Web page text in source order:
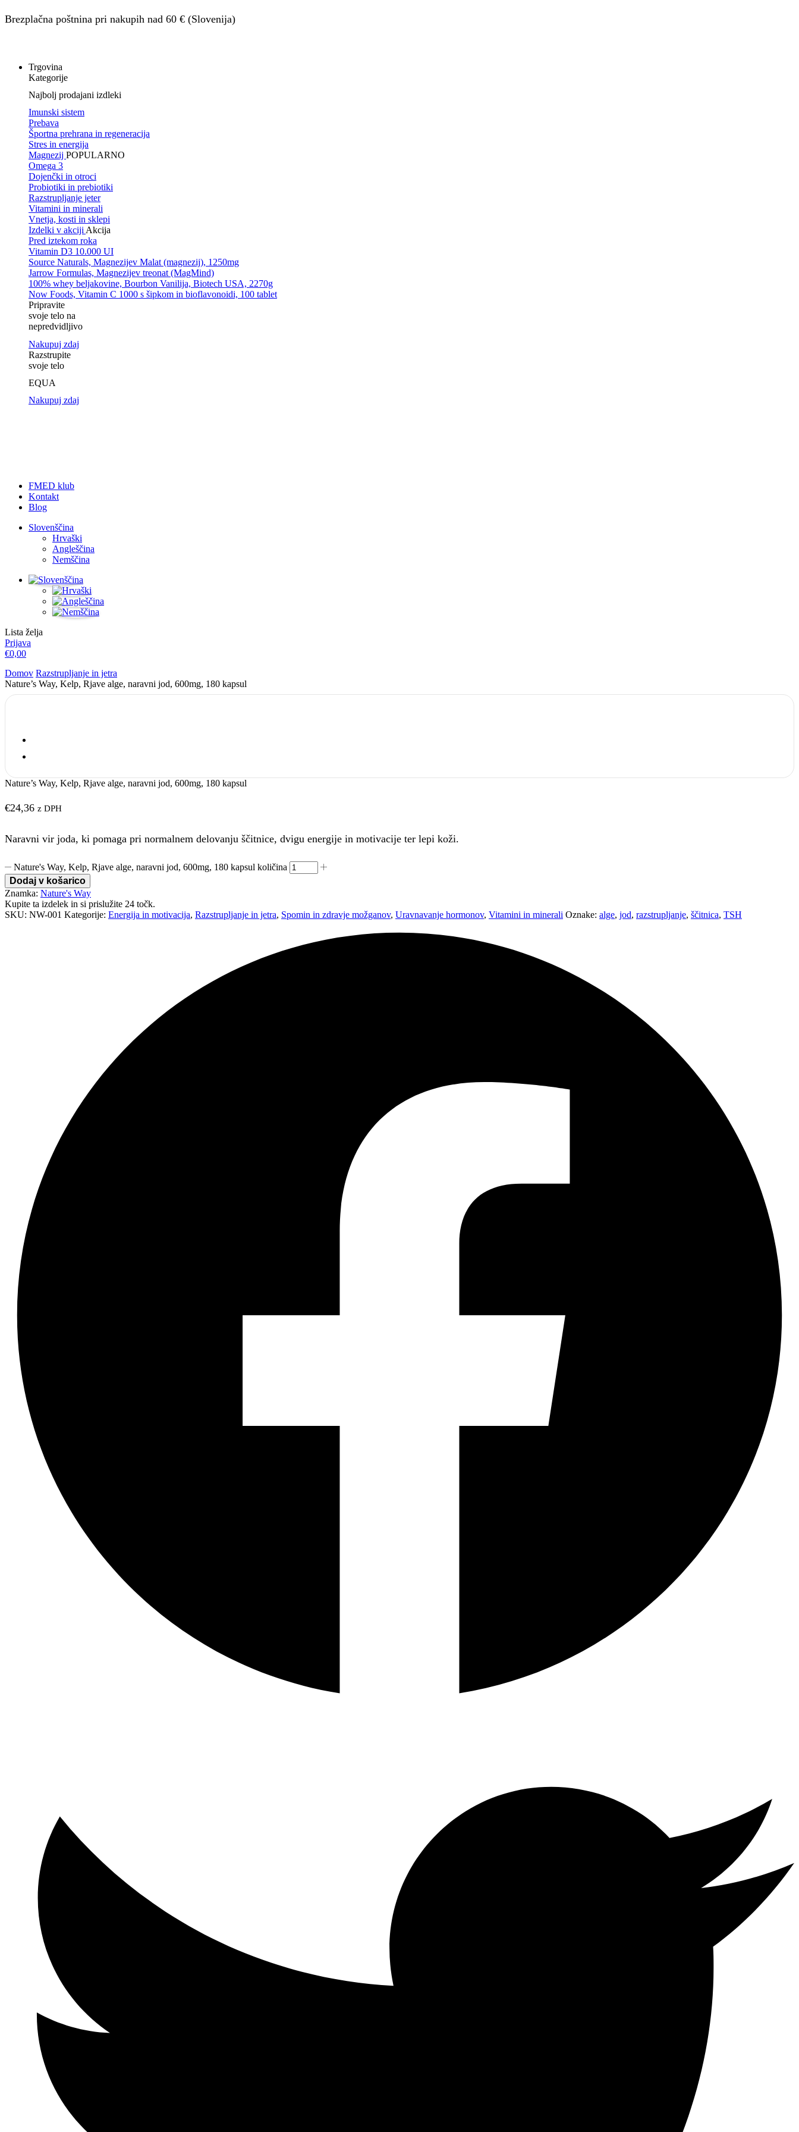
Brezplačna poštnina pri nakupih nad 60 € (Slovenija)
Trgovina
Kategorije
Najbolj prodajani izdleki
Imunski sistem
Prebava
Športna prehrana in regeneracija
Stres in energija
Magnezij POPULARNO
Omega 3
Dojenčki in otroci
Probiotiki in prebiotiki
Razstrupljanje jeter
Vitamini in minerali
Vnetja, kosti in sklepi
Izdelki v akcijiAkcija
Pred iztekom roka
Vitamin D3 10.000 UI
Source Naturals, Magnezijev Malat (magnezij), 1250mg
Jarrow Formulas, Magnezijev treonat (MagMind)
100% whey beljakovine, Bourbon Vanilija, Biotech USA, 2270g
Now Foods, Vitamin C 1000 s šipkom in bioflavonoidi, 100 tablet
Pripravite
svoje telo na
nepredvidljivo
Nakupuj zdaj
Razstrupite
svoje telo
EQUA
Nakupuj zdaj
FMED klub
Kontakt
Blog
Slovenščina
Hrvaški
Angleščina
Nemščina
Lista želja
Prijava
€0,00
Domov Razstrupljanje in jetra
Nature’s Way, Kelp, Rjave alge, naravni jod, 600mg, 180 kapsul
Nature’s Way, Kelp, Rjave alge, naravni jod, 600mg, 180 kapsul
€24,36 z DPH
Naravni vir joda, ki pomaga pri normalnem delovanju ščitnice, dvigu energije in motivacije ter lepi koži.
Nature's Way, Kelp, Rjave alge, naravni jod, 600mg, 180 kapsul količina
Dodaj v košarico
Znamka: Nature's Way
Kupite ta izdelek in si prislužite 24 točk.
SKU: NW-001 Kategorije: Energija in motivacija, Razstrupljanje in jetra, Spomin in zdravje možganov, Uravnavanje hormonov, Vitamini in minerali Oznake: alge, jod, razstrupljanje, ščitnica, TSH